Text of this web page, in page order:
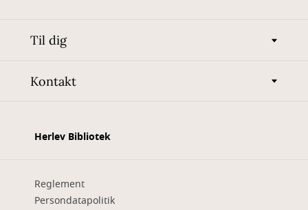
Til dig
Kontakt
Herlev Bibliotek
Reglement
Persondatapolitik